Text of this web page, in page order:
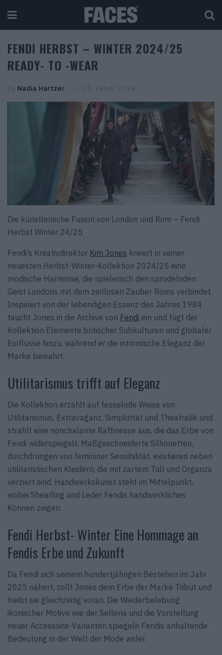
FENDI HERBST – WINTER 2024/25
READY- TO -WEAR
by Nadia Hartzer 25. Feber 2024
Die künstlerische Fusion von London und Rom – Fendi
Herbst Winter 24/25
Fendi’s Kreativdirektor Kim Jones kreiert in seiner
neuesten Herbst-Winter-Kollektion 2024/25 eine
modische Harmonie, die spielerisch den sprudelnden
Geist Londons mit dem zeitlosen Zauber Roms verbindet.
Inspiriert von der lebendigen Essenz des Jahres 1984
taucht Jones in die Archive von Fendi ein und fügt der
Kollektion Elemente britischer Subkulturen und globaler
Einflüsse hinzu, während er die intrinsische Eleganz der
Marke bewahrt.
Utilitarismus trifft auf Eleganz
Die Kollektion erzählt auf fesselnde Weise von
Utilitarismus, Extravaganz, Simplizität und Theatralik und
strahlt eine nonchalante Raffinesse aus, die das Erbe von
Fendi widerspiegelt. Maßgeschneiderte Silhouetten,
durchdrungen von femininer Sensibilität, existieren neben
utilitaristischen Kleidern, die mit zartem Tüll und Organza
verziert sind. Handwerkskunst steht im Mittelpunkt,
wobei Shearling und Leder Fendis handwerkliches
Können zeigen.
Fendi Herbst- Winter Eine Hommage an
Fendis Erbe und Zukunft
Da Fendi sich seinem hundertjährigen Bestehen im Jahr
2025 nähert, zollt Jones dem Erbe der Marke Tribut und
treibt sie gleichzeitig voran. Die Wiederbelebung
ikonischer Motive wie der Selleria und die Vorstellung
neuer Accessoire-Varianten spiegeln Fendis anhaltende
Bedeutung in der Welt der Mode wider.